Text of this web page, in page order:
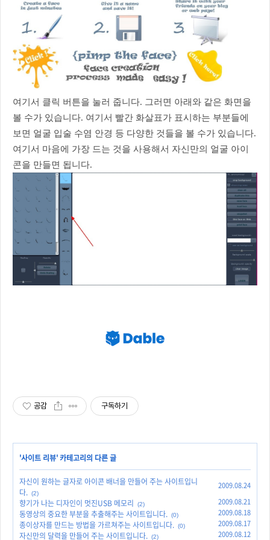
여기서 클릭 버튼을 눌러 줍니다. 그러면 아래와 같은 화면을
볼 수가 있습니다. 여기서 빨간 화살표가 표시하는 부분들에
보면 얼굴 입술 수염 안경 등 다양한 것들을 볼 수가 있습니다.
여기서 마음에 가장 드는 것을 사용해서 자신만의 얼굴 아이
콘을 만들면 됩니다.
공감 구독하기
'사이트 리뷰' 카테고리의 다른 글
자신이 원하는 글자로 아이콘 배너을 만들어 주는 사이트입니
다. (2)
2009.08.24
향기가 나는 디자인이 멋진USB 메모리 (2) 2009.08.21
동영상의 중요한 부분을 추출해주는 사이트입니다. (0) 2009.08.18
종이상자를 만드는 방법을 가르쳐주는 사이트입니다. (0) 2009.08.17
자신만의 달력을 만들어 주는 사이트입니다. (2) 2009.08.12